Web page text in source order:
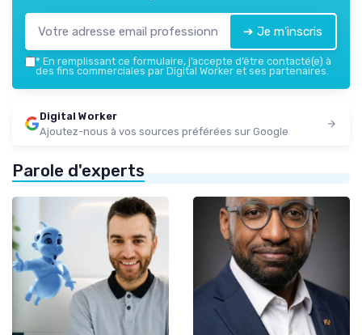
➔ Je m'inscris
* En remplissant ce formulaire, j’accepte d’être contacté(e) à
des fins commerciales par Digital Worker et ses partenaires.
Digital Worker
Ajoutez-nous à vos sources préférées sur Google
Parole d'experts